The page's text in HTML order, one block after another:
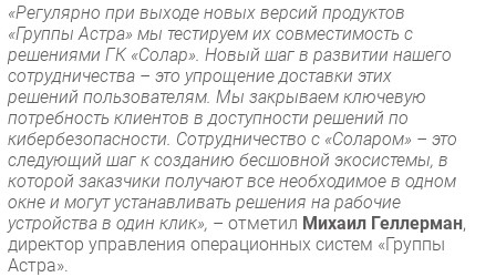
«Регулярно при выходе новых версий продуктов
«Группы Астра» мы тестируем их совместимость с
решениями ГК «Солар». Новый шаг в развитии нашего
сотрудничества – это упрощение доставки этих
решений пользователям. Мы закрываем ключевую
потребность клиентов в доступности решений по
кибербезопасности. Сотрудничество с «Соларом» – это
следующий шаг к созданию бесшовной экосистемы, в
которой заказчики получают все необходимое в одном
окне и могут устанавливать решения на рабочие
устройства в один клик», – отметил Михаил Геллерман,
директор управления операционных систем «Группы
Астра».